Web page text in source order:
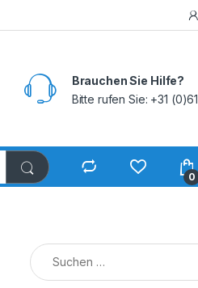
Brauchen Sie Hilfe?
Bitte rufen Sie: +31
0
Suchen nach: